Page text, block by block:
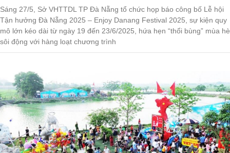
Sáng 27/5, Sở VHTTDL TP Đà Nẵng tổ chức họp báo công bố Lễ hội
Tận hưởng Đà Nẵng 2025 – Enjoy Danang Festival 2025, sự kiện quy
mô lớn kéo dài từ ngày 19 đến 23/6/2025, hứa hẹn “thổi bùng” mùa hè
sôi động với hàng loạt chương trình